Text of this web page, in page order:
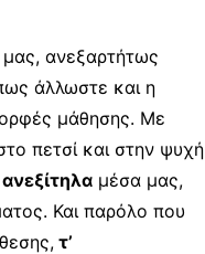
μας, ανεξαρτήτως
άλλωστε και η
μάθησης. Με
πετσί και στην ψυχή
μέσα μας,
Και παρόλο που
τ’